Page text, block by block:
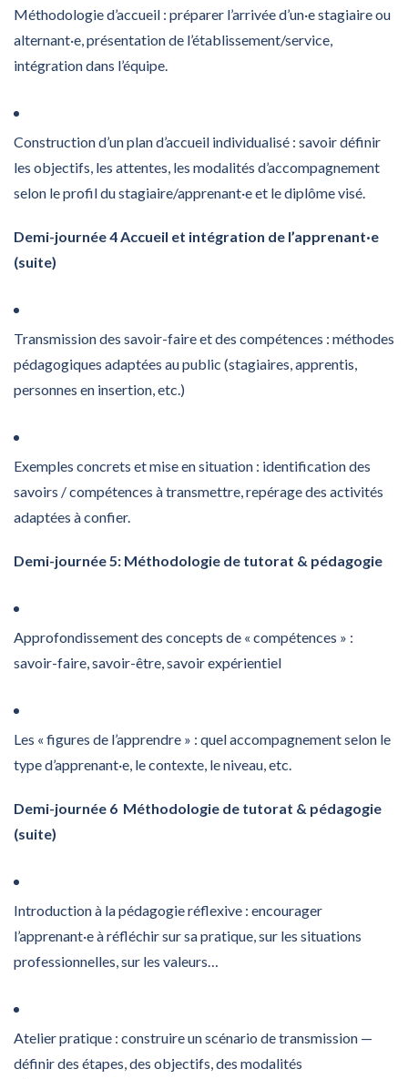
Méthodologie d’accueil : préparer l’arrivée d’un·e stagiaire ou
alternant·e, présentation de l’établissement/service,
intégration dans l’équipe.
Construction d’un plan d’accueil individualisé : savoir définir
les objectifs, les attentes, les modalités d’accompagnement
selon le profil du stagiaire/apprenant·e et le diplôme visé.
Demi-journée 4 Accueil et intégration de l’apprenant·e
(suite)
Transmission des savoir-faire et des compétences : méthodes
pédagogiques adaptées au public (stagiaires, apprentis,
personnes en insertion, etc.)
Exemples concrets et mise en situation : identification des
savoirs / compétences à transmettre, repérage des activités
adaptées à confier.
Demi-journée 5: Méthodologie de tutorat & pédagogie
Approfondissement des concepts de « compétences » :
savoir-faire, savoir-être, savoir expérientiel
Les « figures de l’apprendre » : quel accompagnement selon le
type d’apprenant·e, le contexte, le niveau, etc.
Demi-journée 6 Méthodologie de tutorat & pédagogie
(suite)
Introduction à la pédagogie réflexive : encourager
l’apprenant·e à réfléchir sur sa pratique, sur les situations
professionnelles, sur les valeurs…
Atelier pratique : construire un scénario de transmission —
définir des étapes, des objectifs, des modalités